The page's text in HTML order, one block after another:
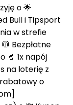
o 🌟
Bull i Tipsport
w strefie
Bezpłatne
🥤 1x napój
na loterię z
o